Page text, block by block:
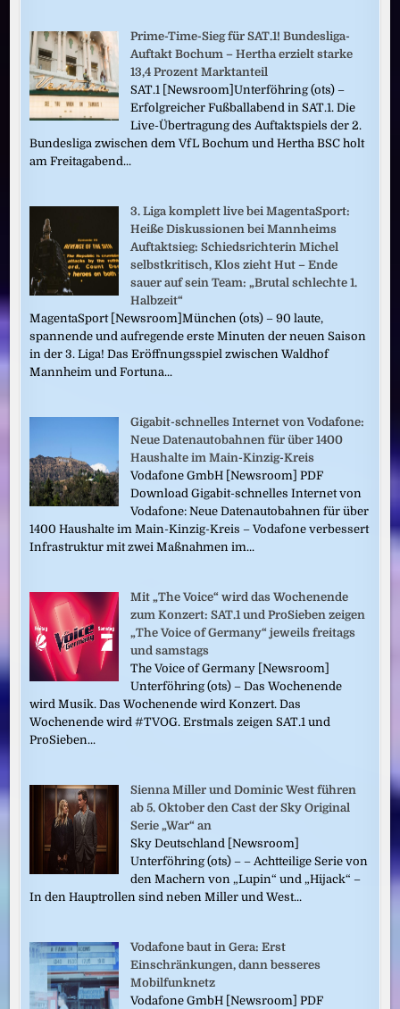
Prime-Time-Sieg für SAT.1! Bundesliga-
Auftakt Bochum – Hertha erzielt starke
13,4 Prozent Marktanteil
SAT.1 [Newsroom]Unterföhring (ots) –
Erfolgreicher Fußballabend in SAT.1. Die
Live-Übertragung des Auftaktspiels der 2.
Bundesliga zwischen dem VfL Bochum und Hertha BSC holt
am Freitagabend...
3. Liga komplett live bei MagentaSport:
Heiße Diskussionen bei Mannheims
Auftaktsieg: Schiedsrichterin Michel
selbstkritisch, Klos zieht Hut – Ende
sauer auf sein Team: „Brutal schlechte 1.
Halbzeit“
MagentaSport [Newsroom]München (ots) – 90 laute,
spannende und aufregende erste Minuten der neuen Saison
in der 3. Liga! Das Eröffnungsspiel zwischen Waldhof
Mannheim und Fortuna...
Gigabit-schnelles Internet von Vodafone:
Neue Datenautobahnen für über 1400
Haushalte im Main-Kinzig-Kreis
Vodafone GmbH [Newsroom] PDF
Download Gigabit-schnelles Internet von
Vodafone: Neue Datenautobahnen für über
1400 Haushalte im Main-Kinzig-Kreis – Vodafone verbessert
Infrastruktur mit zwei Maßnahmen im...
Mit „The Voice“ wird das Wochenende
zum Konzert: SAT.1 und ProSieben zeigen
„The Voice of Germany“ jeweils freitags
und samstags
The Voice of Germany [Newsroom]
Unterföhring (ots) – Das Wochenende
wird Musik. Das Wochenende wird Konzert. Das
Wochenende wird #TVOG. Erstmals zeigen SAT.1 und
ProSieben...
Sienna Miller und Dominic West führen
ab 5. Oktober den Cast der Sky Original
Serie „War“ an
Sky Deutschland [Newsroom]
Unterföhring (ots) – – Achtteilige Serie von
den Machern von „Lupin“ und „Hijack“ –
In den Hauptrollen sind neben Miller und West...
Vodafone baut in Gera: Erst
Einschränkungen, dann besseres
Mobilfunknetz
Vodafone GmbH [Newsroom] PDF